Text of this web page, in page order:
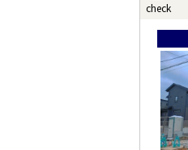
check